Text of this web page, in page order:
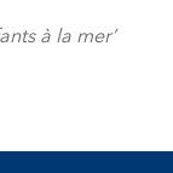
à la mer’